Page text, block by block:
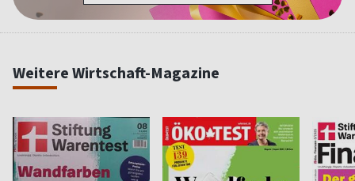
Weitere Wirtschaft-Magazine